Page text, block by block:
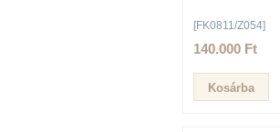
[FK0811/Z054]
140.000 Ft